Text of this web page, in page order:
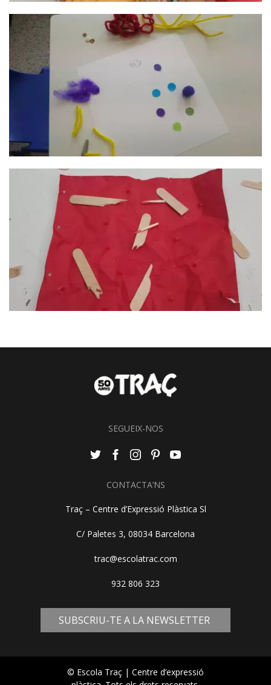
SEGUEIX-NOS
CONTACTA’NS
Traç – Centre d’Expressió Plàstica Sl
C/ Paletes 3, 08034 Barcelona
trac@escolatrac.com
932 806 323
SUBSCRIU-TE A LA NEWSLETTER
© Escola Traç | Centre d’expressió